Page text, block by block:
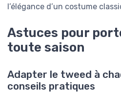
l’élégance d’un costume
Astuces pour
toute saison
Adapter le tweed à
conseils pratiques